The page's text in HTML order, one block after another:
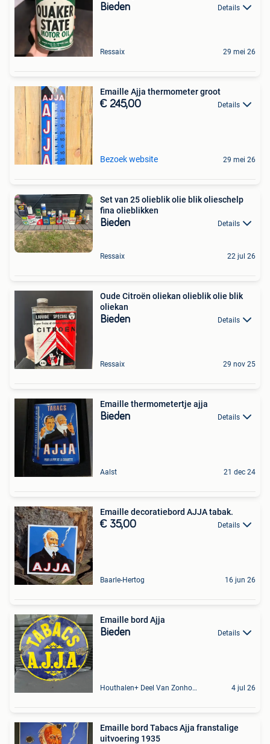
Bieden Details
Ressaix 29 mei 26
Emaille Ajja thermometer groot
€ 245,00 Details
Bezoek website 29 mei 26
Set van 25 olieblik olie blik olieschelp
fina olieblikken
Bieden Details
Ressaix 22 jul 26
Oude Citroën oliekan olieblik olie blik
oliekan
Bieden Details
Ressaix 29 nov 25
Emaille thermometertje ajja
Bieden Details
Aalst 21 dec 24
Emaille decoratiebord AJJA tabak.
€ 35,00 Details
Baarle-Hertog 16 jun 26
Emaille bord Ajja
Bieden Details
Houthalen+ Deel Van Zonhoven En Zolder 4 jul 26
Emaille bord Tabacs Ajja franstalige
uitvoering 1935